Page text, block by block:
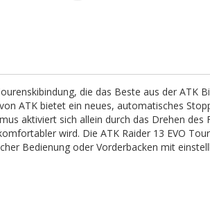
die das Beste aus der ATK
ATK bietet ein neues, automatisches
aktiviert sich allein durch das Drehen des
wird. Die ATK Raider 13 EVO
Bedienung oder Vorderbacken mit